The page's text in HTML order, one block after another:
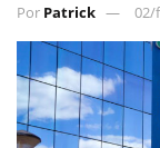
Por Patrick 02/